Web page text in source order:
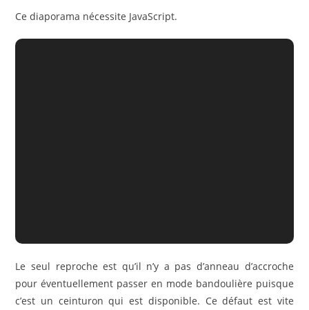
Ce diaporama nécessite JavaScript.
Le seul reproche est qu’il n’y a pas d’anneau d’accroche
pour éventuellement passer en mode bandoulière puisque
c’est un ceinturon qui est disponible. Ce défaut est vite